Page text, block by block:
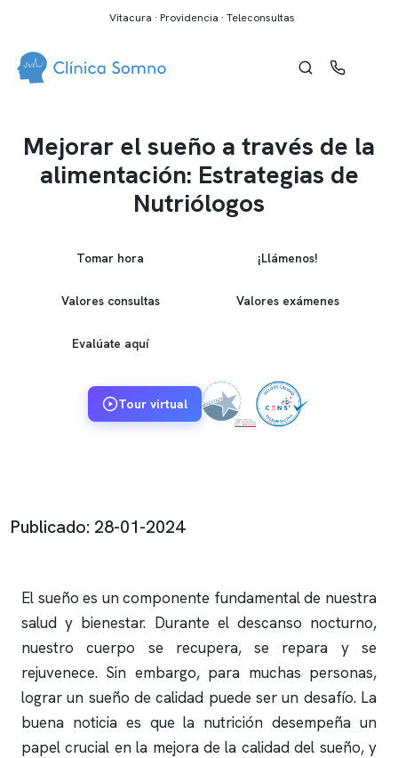
Vitacura · Providencia · Teleconsultas
Mejorar el sueño a través de la
alimentación: Estrategias de
Nutriólogos
Tomar hora ¡Llámenos!
Valores consultas Valores exámenes
Evalúate aquí
Tour virtual
Publicado: 28-01-2024
El sueño es un componente fundamental de nuestra
salud y bienestar. Durante el descanso nocturno,
nuestro cuerpo se recupera, se repara y se
rejuvenece. Sin embargo, para muchas personas,
lograr un sueño de calidad puede ser un desafío. La
buena noticia es que la nutrición desempeña un
papel crucial en la mejora de la calidad del sueño, y